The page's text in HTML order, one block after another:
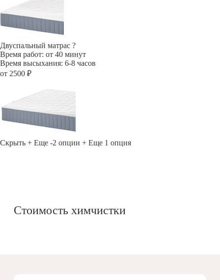
Двуспальный матрас ?
Время работ: от 40 минут
Время высыхания: 6-8 часов
от 2500 ₽
Скрыть + Еще -2 опции + Еще 1 опция
Стоимость химчистки